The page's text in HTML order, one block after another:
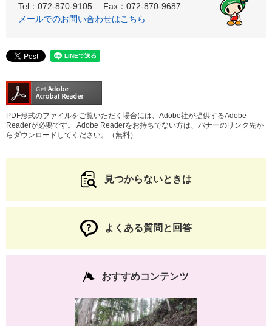
Tel：072-870-9105
Fax：072-870-9687
メールでのお問い合わせはこちら
PDF形式のファイルをご覧いただく場合には、Adobe社が提供するAdobe
Readerが必要です。
Adobe Readerをお持ちでない方は、バナーのリンク先か
らダウンロードしてください。（無料）
見つからないときは
よくある質問と回答
おすすめコンテンツ